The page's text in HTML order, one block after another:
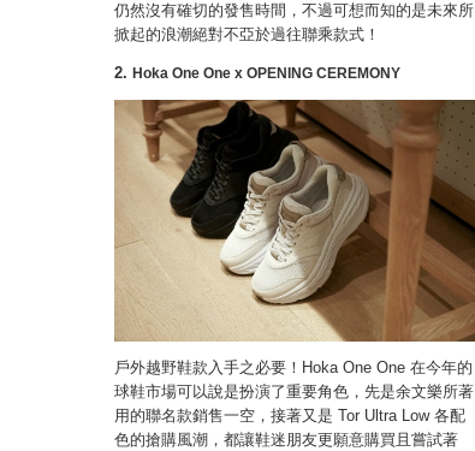
仍然沒有確切的發售時間，不過可想而知的是未來所
掀起的浪潮絕對不亞於過往聯乘款式！
2. Hoka One One x OPENING CEREMONY
戶外越野鞋款入手之必要！Hoka One One 在今年的
球鞋市場可以說是扮演了重要角色，先是余文樂所著
用的聯名款銷售一空，接著又是 Tor Ultra Low 各配
色的搶購風潮，都讓鞋迷朋友更願意購買且嘗試著